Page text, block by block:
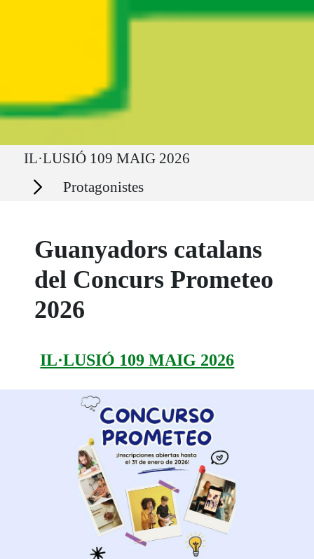
Ruta del sitio
IL·LUSIÓ 109 MAIG 2026
Secciones Protagonistes
Guanyadors catalans
del Concurs Prometeo
2026
IL·LUSIÓ 109 MAIG 2026